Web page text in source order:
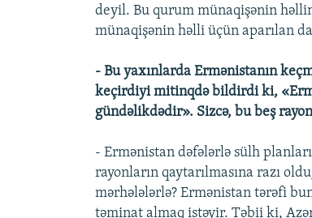
deyil. Bu qurum münaqişənin
münaqişənin həlli üçün aparılan
- Bu yaxınlarda Ermənistanın
keçirdiyi mitinqdə bildirdi ki,
gündəlikdədir». Sizcə, bu beş
- Ermənistan dəfələrlə sülh
rayonların qaytarılmasına razı
mərhələlərlə? Ermənistan tərəfi
təminat almaq istəyir. Təbii ki,